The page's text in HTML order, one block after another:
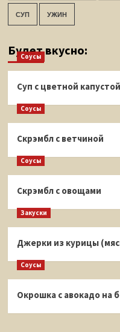
СУП УЖИН
Будет вкусно:
Соусы
Суп с цветной
Соусы
Скрэмбл с ветчиной
Соусы
Скрэмбл с овощами
Закуски
Джерки из курицы
Соусы
Окрошка с авокадо на